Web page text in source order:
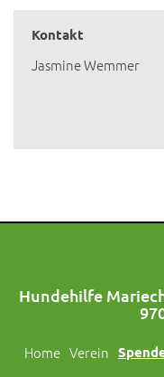
Kontakt
Jasmine Wemmer
Hundehilfe
Home Verein